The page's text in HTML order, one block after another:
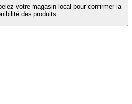
votre magasin local pour confirmer la
des produits.